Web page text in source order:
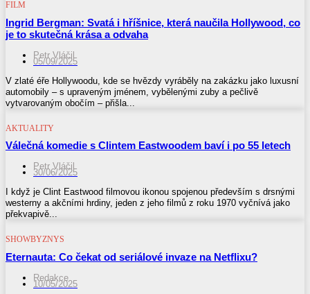
FILM
Ingrid Bergman: Svatá i hříšnice, která naučila Hollywood, co
je to skutečná krása a odvaha
Petr Vláčil
05/09/2025
V zlaté éře Hollywoodu, kde se hvězdy vyráběly na zakázku jako luxusní
automobily – s upraveným jménem, vybělenými zuby a pečlivě
vytvarovaným obočím – přišla...
AKTUALITY
Válečná komedie s Clintem Eastwoodem baví i po 55 letech
Petr Vláčil
30/06/2025
I když je Clint Eastwood filmovou ikonou spojenou především s drsnými
westerny a akčními hrdiny, jeden z jeho filmů z roku 1970 vyčnívá jako
překvapivě...
SHOWBYZNYS
Eternauta: Co čekat od seriálové invaze na Netflixu?
Redakce
10/05/2025